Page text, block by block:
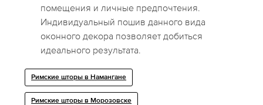
помещения и личные предпочтения.
Индивидуальный пошив данного вида
оконного декора позволяет добиться
идеального результата.
Римские шторы в Намангане
Римские шторы в Морозовске